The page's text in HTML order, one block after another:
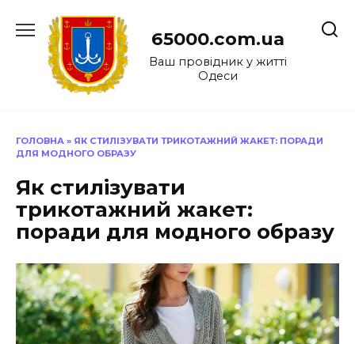
до
65000.com.ua
Ваш провідник у житті
Одеси
ГОЛОВНА » ЯК СТИЛІЗУВАТИ ТРИКОТАЖНИЙ ЖАКЕТ: ПОРАДИ
ДЛЯ МОДНОГО ОБРАЗУ
Як стилізувати
трикотажний жакет:
поради для модного образу